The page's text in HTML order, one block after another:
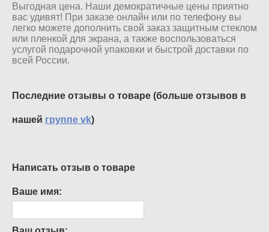
Выгодная цена. Наши демократичные цены приятно
вас удивят! При заказе онлайн или по телефону вы
легко можете дополнить свой заказ защитным стеклом
или пленкой для экрана, а также воспользоваться
услугой подарочной упаковки и быстрой доставки по
всей России.
Последние отзывы о товаре (больше отзывов в
нашей группе vk)
Написать отзыв о товаре
Ваше имя: